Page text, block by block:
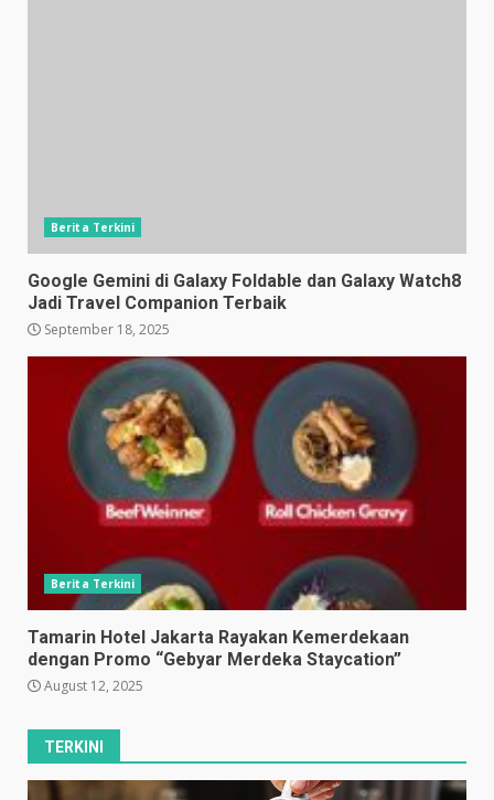
Berita Terkini
Google Gemini di Galaxy Foldable dan Galaxy Watch8
Jadi Travel Companion Terbaik
September 18, 2025
Berita Terkini
Tamarin Hotel Jakarta Rayakan Kemerdekaan
dengan Promo “Gebyar Merdeka Staycation”
August 12, 2025
TERKINI